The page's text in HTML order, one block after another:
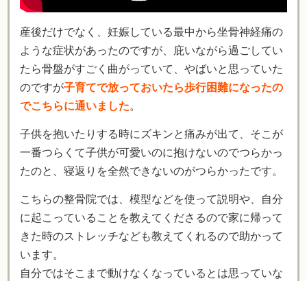
産後だけでなく、妊娠している最中から坐骨神経痛の
ような症状があったのですが、庇いながら過ごしてい
たら骨盤がすごく曲がっていて、やばいと思っていた
のですが子育てで放っておいたら歩行困難になったの
でこちらに通いました。
子供を抱いたりする時にズキンと痛みが出て、そこが
一番つらくて子供が可愛いのに抱けないのでつらかっ
たのと、寝返りを全然できないのがつらかったです。
こちらの整骨院では、模型などを使って説明や、自分
に起こっていることを教えてくださるので家に帰って
きた時のストレッチなども教えてくれるので助かって
います。
自分ではそこまで動けなくなっているとは思っていな